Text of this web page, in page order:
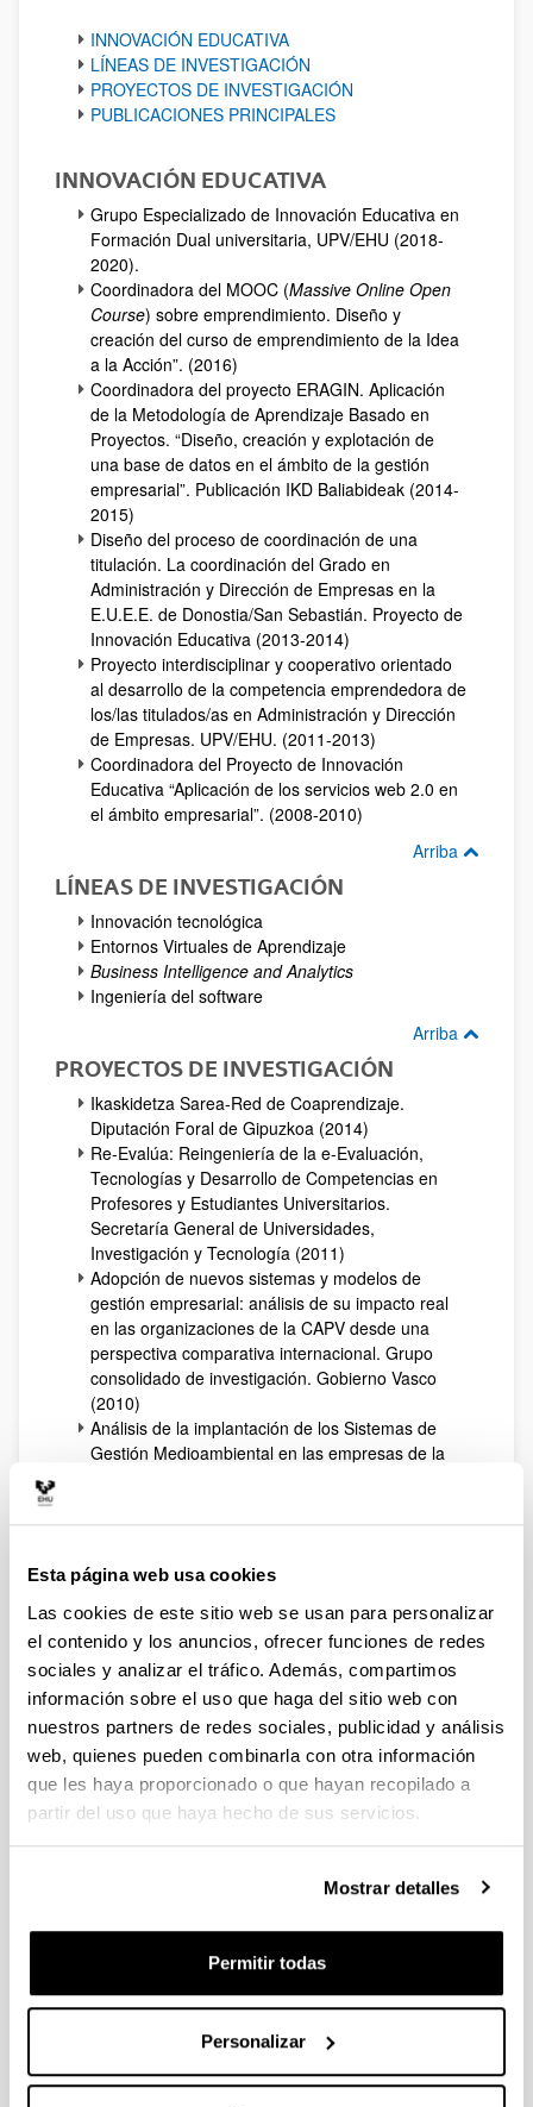
Esta página web usa cookies
Las cookies de este sitio web se usan para personalizar
el contenido y los anuncios, ofrecer funciones de redes
sociales y analizar el tráfico. Además, compartimos
información sobre el uso que haga del sitio web con
nuestros partners de redes sociales, publicidad y análisis
web, quienes pueden combinarla con otra información
que les haya proporcionado o que hayan recopilado a
partir del uso que haya hecho de sus servicios.
Mostrar detalles
Permitir todas
Personalizar
INNOVACIÓN EDUCATIVA
LÍNEAS DE INVESTIGACIÓN
PROYECTOS DE INVESTIGACIÓN
PUBLICACIONES PRINCIPALES
INNOVACIÓN EDUCATIVA
Grupo Especializado de Innovación Educativa en
Formación Dual universitaria, UPV/EHU (2018-
2020).
Coordinadora del MOOC (Massive Online Open
Course) sobre emprendimiento. Diseño y
creación del curso de emprendimiento de la Idea
a la Acción”. (2016)
Coordinadora del proyecto ERAGIN. Aplicación
de la Metodología de Aprendizaje Basado en
Proyectos. “Diseño, creación y explotación de
una base de datos en el ámbito de la gestión
empresarial”. Publicación IKD Baliabideak (2014-
2015)
Diseño del proceso de coordinación de una
titulación. La coordinación del Grado en
Administración y Dirección de Empresas en la
E.U.E.E. de Donostia/San Sebastián. Proyecto de
Innovación Educativa (2013-2014)
Proyecto interdisciplinar y cooperativo orientado
al desarrollo de la competencia emprendedora de
los/las titulados/as en Administración y Dirección
de Empresas. UPV/EHU. (2011-2013)
Coordinadora del Proyecto de Innovación
Educativa “Aplicación de los servicios web 2.0 en
el ámbito empresarial”. (2008-2010)
Arriba
LÍNEAS DE INVESTIGACIÓN
Innovación tecnológica
Entornos Virtuales de Aprendizaje
Business Intelligence and Analytics
Ingeniería del software
Arriba
PROYECTOS DE INVESTIGACIÓN
Ikaskidetza Sarea-Red de Coaprendizaje.
Diputación Foral de Gipuzkoa (2014)
Re-Evalúa: Reingeniería de la e-Evaluación,
Tecnologías y Desarrollo de Competencias en
Profesores y Estudiantes Universitarios.
Secretaría General de Universidades,
Investigación y Tecnología (2011)
Adopción de nuevos sistemas y modelos de
gestión empresarial: análisis de su impacto real
en las organizaciones de la CAPV desde una
perspectiva comparativa internacional. Grupo
consolidado de investigación. Gobierno Vasco
(2010)
Análisis de la implantación de los Sistemas de
Gestión Medioambiental en las empresas de la
integración organizativa. UPV / EHU (2007)
Medioambiental en las empresas del territorio de
Gipuzkoa: Generación de Herramientas
Innovadoras. Diputación Foral De Guipuzcoa
(2004)
Trayectorias de Penetración de las TIC en el
ámbito universitarios. Diputación Foral de
Gipuzkoa (2003)
Evaluación de la experimentación y de la
simulación en la gestión de proyectos de
ingeniería de software. UPV/EHU (2000)
Coordinación de grupos investigadores en el área
de la medición y experimentación en ingeniería
del software. MCyT. Ministerio de Ciencia y
Arriba
PUBLICACIONES PRINCIPALES
Azkue Irigoyen, I., Urcola Carrera, L. (2019):
Aspectos clave del itinerario ADE-DUAL. I
Universitaria en el Espacio europeo de Educación